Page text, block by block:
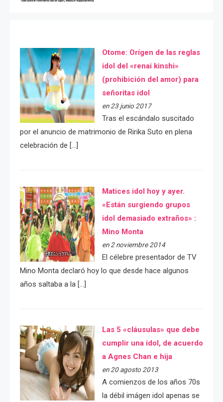
Otome: Orígen de las reglas
idol del «renai kinshi»
(prohibición del amor) para
señoritas idol
en 23 junio 2017
Tras el escándalo suscitado
por el anuncio de matrimonio de Ririka Suto en plena
celebración de […]
Matices idol hoy y ayer.
«Están surgiendo grupos
idol demasiado extraños» :
Mino Monta
en 2 noviembre 2014
El célebre presentador de TV
Mino Monta declaró hoy lo que desde hace algunos
años saltaba a la […]
Las 5 «cláusulas» que debe
cumplir una idol, de acuerdo
a Agnes Chan e hija
en 20 agosto 2013
A comienzos de los años 70s
la débil imágen idol apenas se